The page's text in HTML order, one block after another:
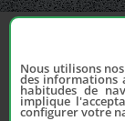
Nous utilisons
des informations
habitudes de
implique
configurer votre